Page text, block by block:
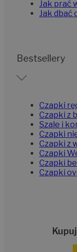
Jak prać
Jak dbać
Bestsellery
Czapki
Czapki z
Szale i
Czapki
Czapki z
Czapki
Czapki
Czapki